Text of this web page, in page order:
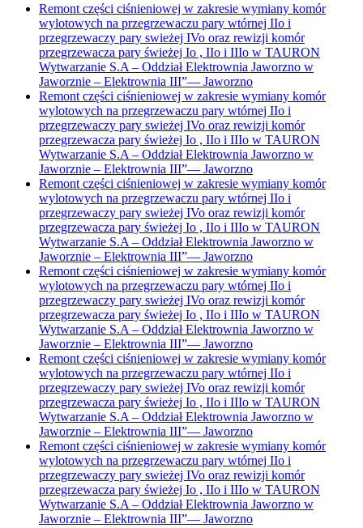
Remont części ciśnieniowej w zakresie wymiany komór
wylotowych na przegrzewaczu pary wtórnej IIo i
przegrzewaczy pary swieżej IVo oraz rewizji komór
przegrzewacza pary świeżej Io , IIo i IIIo w TAURON
Wytwarzanie S.A – Oddział Elektrownia Jaworzno w
Jaworznie – Elektrownia III”— Jaworzno
Remont części ciśnieniowej w zakresie wymiany komór
wylotowych na przegrzewaczu pary wtórnej IIo i
przegrzewaczy pary swieżej IVo oraz rewizji komór
przegrzewacza pary świeżej Io , IIo i IIIo w TAURON
Wytwarzanie S.A – Oddział Elektrownia Jaworzno w
Jaworznie – Elektrownia III”— Jaworzno
Remont części ciśnieniowej w zakresie wymiany komór
wylotowych na przegrzewaczu pary wtórnej IIo i
przegrzewaczy pary swieżej IVo oraz rewizji komór
przegrzewacza pary świeżej Io , IIo i IIIo w TAURON
Wytwarzanie S.A – Oddział Elektrownia Jaworzno w
Jaworznie – Elektrownia III”— Jaworzno
Remont części ciśnieniowej w zakresie wymiany komór
wylotowych na przegrzewaczu pary wtórnej IIo i
przegrzewaczy pary swieżej IVo oraz rewizji komór
przegrzewacza pary świeżej Io , IIo i IIIo w TAURON
Wytwarzanie S.A – Oddział Elektrownia Jaworzno w
Jaworznie – Elektrownia III”— Jaworzno
Remont części ciśnieniowej w zakresie wymiany komór
wylotowych na przegrzewaczu pary wtórnej IIo i
przegrzewaczy pary swieżej IVo oraz rewizji komór
przegrzewacza pary świeżej Io , IIo i IIIo w TAURON
Wytwarzanie S.A – Oddział Elektrownia Jaworzno w
Jaworznie – Elektrownia III”— Jaworzno
Remont części ciśnieniowej w zakresie wymiany komór
wylotowych na przegrzewaczu pary wtórnej IIo i
przegrzewaczy pary swieżej IVo oraz rewizji komór
przegrzewacza pary świeżej Io , IIo i IIIo w TAURON
Wytwarzanie S.A – Oddział Elektrownia Jaworzno w
Jaworznie – Elektrownia III”— Jaworzno